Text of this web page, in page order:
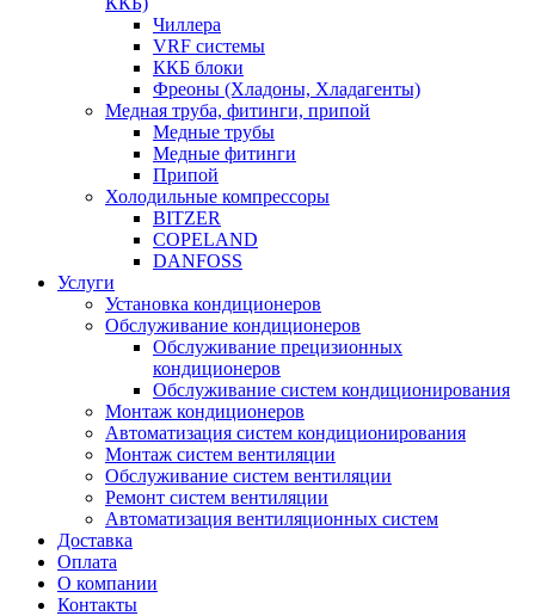
Чиллера
VRF системы
ККБ блоки
Фреоны (Хладоны, Хладагенты)
Медная труба, фитинги, припой
Медные трубы
Медные фитинги
Припой
Холодильные компрессоры
BITZER
COPELAND
DANFOSS
Услуги
Установка кондиционеров
Обслуживание кондиционеров
Обслуживание прецизионных
кондиционеров
Обслуживание систем кондиционирования
Монтаж кондиционеров
Автоматизация систем кондиционирования
Монтаж систем вентиляции
Обслуживание систем вентиляции
Ремонт систем вентиляции
Автоматизация вентиляционных систем
Доставка
Оплата
О компании
Контакты